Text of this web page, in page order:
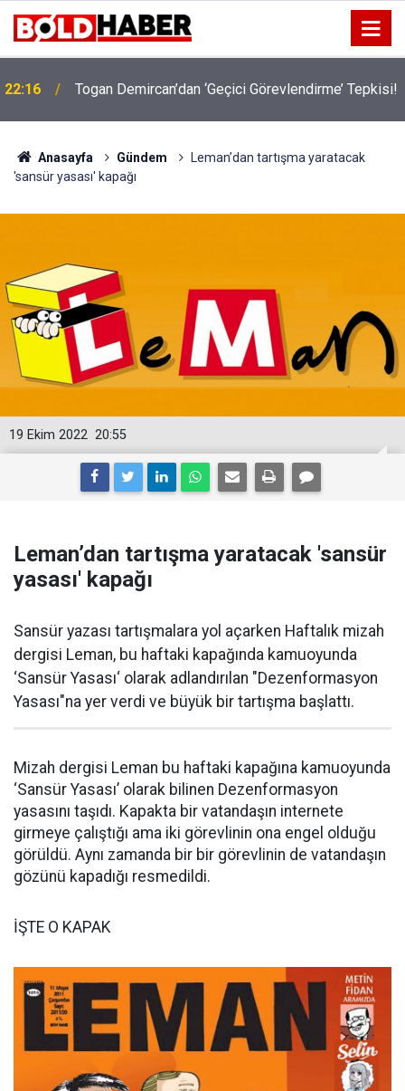
19:32 Sıcak Havalarda Ödem Şikayetini Hafife Almayın!
Anasayfa Gündem
Leman’dan tartışma yaratacak
'sansür yasası' kapağı
20:55
19 Ekim 2022
Leman’dan tartışma yaratacak 'sansür
yasası' kapağı
Sansür yazası tartışmalara yol açarken Haftalık mizah
dergisi Leman, bu haftaki kapağında kamuoyunda
‘Sansür Yasası‘ olarak adlandırılan "Dezenformasyon
Yasası"na yer verdi ve büyük bir tartışma başlattı.
Mizah dergisi Leman bu haftaki kapağına kamuoyunda
‘Sansür Yasası’ olarak bilinen Dezenformasyon
yasasını taşıdı. Kapakta bir vatandaşın internete
girmeye çalıştığı ama iki görevlinin ona engel olduğu
görüldü. Aynı zamanda bir bir görevlinin de vatandaşın
gözünü kapadığı resmedildi.
İŞTE O KAPAK